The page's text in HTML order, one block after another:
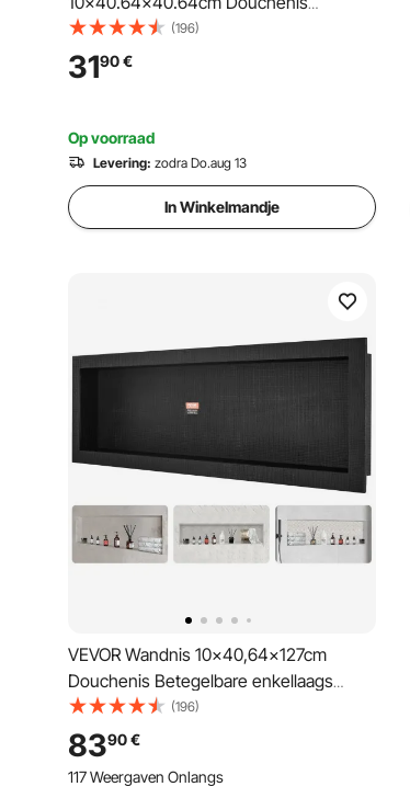
Betegelbare enkellaagse waterdichte
nisinstallatie Achterwandmateriaal (XPS,
hout, cement) Geschikt voor badkamer,
(196)
3190€
Op voorraad
Levering: zodra Do.aug 13
In Winkelmandje
VEVOR Wandnis 10x40,64x127cm
Douchenis Betegelbare enkellaags
Waterdichte nisinstallatie
Achterwandmateriaal (XPS, hout,
cement) Geschikt voor badkamer
Slaapkamer Studeerkamer
(196)
8390€
117 Weergaven Onlangs